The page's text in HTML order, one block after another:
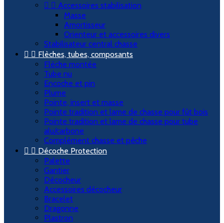
  Accessoires stabilisation
Masse
Amortisseur
Orienteur et accessoires divers
Stabilisateur central chasse
  Flèches, tubes, composants
Flèche montée
Tube nu
Encoche et pin
Plume
Pointe, insert et masse
Pointe tradition et lame de chasse pour fût bois
Pointe tradition et lame de chasse pour tube
alu/carbone
Complément chasse et pêche
  Décoche Protection
Palette
Gantier
Décocheur
Accessoires décocheur
Bracelet
Dragonne
Plastron